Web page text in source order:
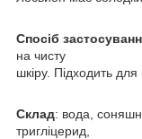
Спосіб
на чисту
шкіру. Підходить
Склад: вода,
тригліцерид,